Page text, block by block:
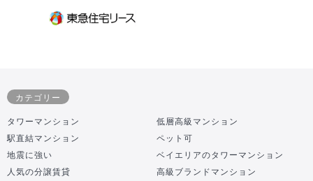
カテゴリー
タワーマンション
低層高級マンション
駅直結マンション
ペット可
地震に強い
ベイエリアのタワーマンション
人気の分譲賃貸
高級ブランドマンション